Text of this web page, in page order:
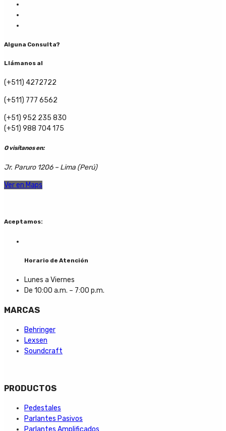
Alguna Consulta?
Llámanos al
(+511) 4272722
(+511) 777 6562
(+51) 952 235 830
(+51) 988 704 175
O visítanos en:
Jr. Paruro 1206 – Lima (Perú)
Ver en Maps
Aceptamos:
Horario de Atención
Lunes a Viernes
De 10:00 a.m. – 7:00 p.m.
MARCAS
Behringer
Lexsen
Soundcraft
PRODUCTOS
Pedestales
Parlantes Pasivos
Parlantes Amplificados